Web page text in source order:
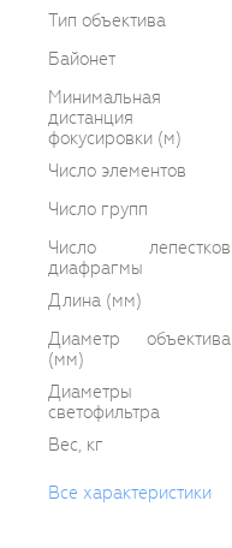
Тип объектива
Байонет
Минимальная
дистанция
фокусировки (м)
Число элементов
Число групп
Число лепестков
диафрагмы
Длина (мм)
Диаметр объектива
(мм)
Диаметры
светофильтра
Вес, кг
Все характеристики